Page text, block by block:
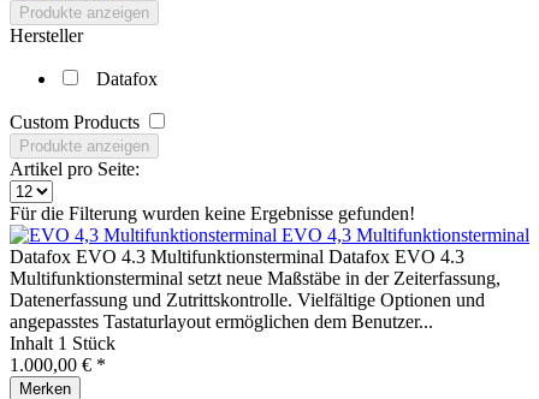
Produkte anzeigen
Hersteller
Datafox
Custom Products
Produkte anzeigen
Artikel pro Seite:
Für die Filterung wurden keine Ergebnisse gefunden!
EVO 4,3 Multifunktionsterminal
Datafox EVO 4.3 Multifunktionsterminal Datafox EVO 4.3
Multifunktionsterminal setzt neue Maßstäbe in der Zeiterfassung,
Datenerfassung und Zutrittskontrolle. Vielfältige Optionen und
angepasstes Tastaturlayout ermöglichen dem Benutzer...
Inhalt 1 Stück
1.000,00 € *
Merken